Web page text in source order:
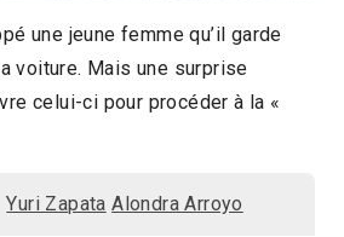
Arroyo Pérou
2019
Compétition Court-métrage
une jeune femme qu’il garde
voiture. Mais une surprise
celui-ci pour procéder à la «
Yuri Zapata Alondra Arroyo